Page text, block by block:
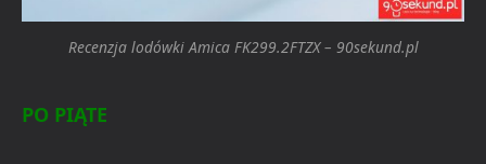
Recenzja lodówki Amica FK299.2FTZX – 90sekund.pl
PO PIĄTE